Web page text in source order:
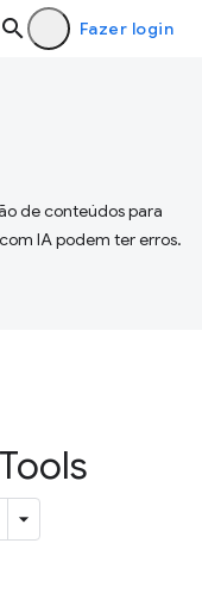
Fazer login
de conteúdos para
IA podem ter erros.
Tools